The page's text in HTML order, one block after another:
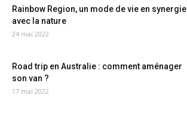
Rainbow Region, un mode de vie en synergie
avec la nature
24 mai 2022
Road trip en Australie : comment aménager
son van ?
17 mai 2022